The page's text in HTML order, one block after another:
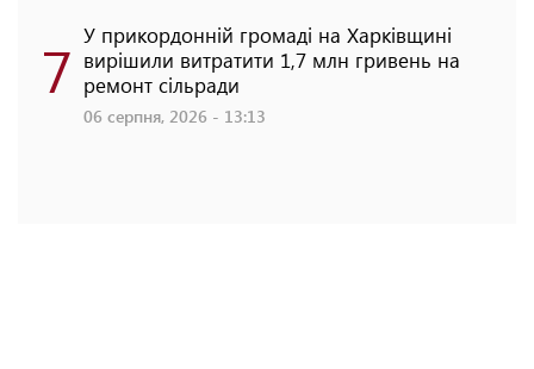
7 У прикордонній громаді на Харківщині
вирішили витратити 1,7 млн гривень на
ремонт сільради
06 серпня, 2026 - 13:13